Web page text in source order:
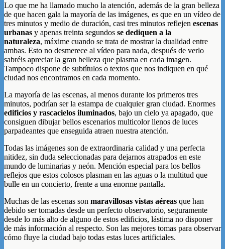
Lo que me ha llamado mucho la atención, además de la gran belleza
de que hacen gala la mayoría de las imágenes, es que en un vídeo de
tres minutos y medio de duración, casi tres minutos reflejen escenas
urbanas y apenas treinta segundos se dediquen a la
naturaleza, máxime cuando se trata de mostrar la dualidad entre
ambas. Esto no desmerece al vídeo para nada, después de verlo
sabréis apreciar la gran belleza que plasma en cada imagen.
Tampoco dispone de subtítulos o textos que nos indiquen en qué
ciudad nos encontramos en cada momento.
La mayoría de las escenas, al menos durante los primeros tres
minutos, podrían ser la estampa de cualquier gran ciudad. Enormes
edificios y rascacielos iluminados, bajo un cielo ya apagado, que
consiguen dibujar bellos escenarios multicolor llenos de luces
parpadeantes que enseguida atraen nuestra atención.
Todas las imágenes son de extraordinaria calidad y una perfecta
nitidez, sin duda seleccionadas para dejarnos atrapados en este
mundo de luminarias y neón. Mención especial para los bellos
reflejos que estos colosos plasman en las aguas o la multitud que
bulle en un concierto, frente a una enorme pantalla.
Muchas de las escenas son maravillosas vistas aéreas que han
debido ser tomadas desde un perfecto observatorio, seguramente
desde lo más alto de alguno de estos edificios, lástima no disponer
de más información al respecto. Son las mejores tomas para observar
cómo fluye la ciudad bajo todas estas luces artificiales.